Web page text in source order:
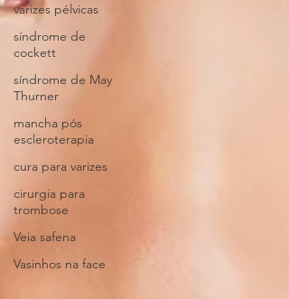
varizes pélvicas
síndrome de
cockett
síndrome de May
Thurner
mancha pós
escleroterapia
cura para varizes
cirurgia para
trombose
Veia safena
Vasinhos na face